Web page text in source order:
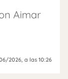
Aimar
2026, a las 10:26